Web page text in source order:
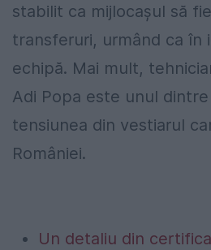
stabilit ca mijlocașul să
transferuri, urmând ca în
echipă. Mai mult,
Adi Popa este unul
tensiunea din vestiarul
României.
Un detaliu din